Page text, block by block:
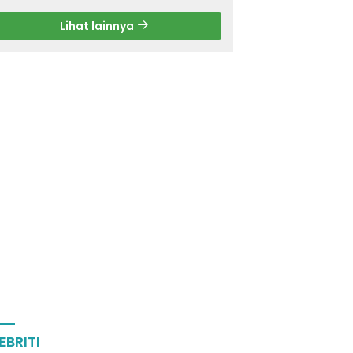
Lihat lainnya